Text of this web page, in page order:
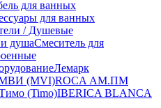
для ванных
для ванных
/ Душевые
душаСмеситель для
Лемарк
(MVI)ROCA АМ.ПМ
(Timo)IBERICA BLANCA